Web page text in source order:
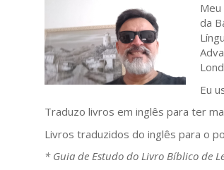
da
Eu
Traduzo livros em inglês para ter
Livros traduzidos do inglês para o
* Guia de Estudo do Livro Bíblico de